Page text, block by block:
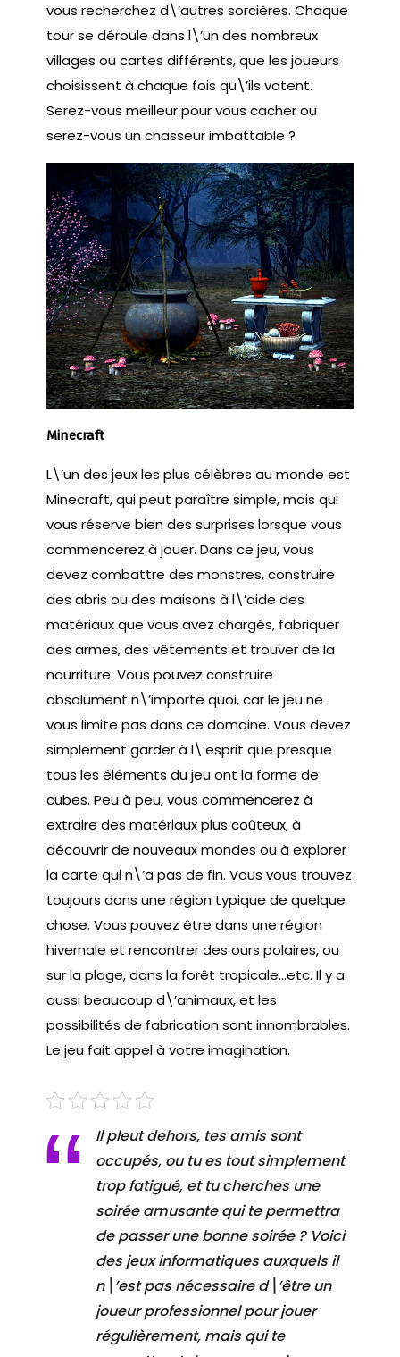
vous recherchez d\’autres sorcières. Chaque
tour se déroule dans l\’un des nombreux
villages ou cartes différents, que les joueurs
choisissent à chaque fois qu\’ils votent.
Serez-vous meilleur pour vous cacher ou
serez-vous un chasseur imbattable ?
Minecraft
L\’un des jeux les plus célèbres au monde est
Minecraft, qui peut paraître simple, mais qui
vous réserve bien des surprises lorsque vous
commencerez à jouer. Dans ce jeu, vous
devez combattre des monstres, construire
des abris ou des maisons à l\’aide des
matériaux que vous avez chargés, fabriquer
des armes, des vêtements et trouver de la
nourriture. Vous pouvez construire
absolument n\’importe quoi, car le jeu ne
vous limite pas dans ce domaine. Vous devez
simplement garder à l\’esprit que presque
tous les éléments du jeu ont la forme de
cubes. Peu à peu, vous commencerez à
extraire des matériaux plus coûteux, à
découvrir de nouveaux mondes ou à explorer
la carte qui n\’a pas de fin. Vous vous trouvez
toujours dans une région typique de quelque
chose. Vous pouvez être dans une région
hivernale et rencontrer des ours polaires, ou
sur la plage, dans la forêt tropicale…etc. Il y a
aussi beaucoup d\’animaux, et les
possibilités de fabrication sont innombrables.
Le jeu fait appel à votre imagination.
Il pleut dehors, tes amis sont
occupés, ou tu es tout simplement
trop fatigué, et tu cherches une
soirée amusante qui te permettra
de passer une bonne soirée ? Voici
des jeux informatiques auxquels il
n\’est pas nécessaire d\’être un
joueur professionnel pour jouer
régulièrement, mais qui te